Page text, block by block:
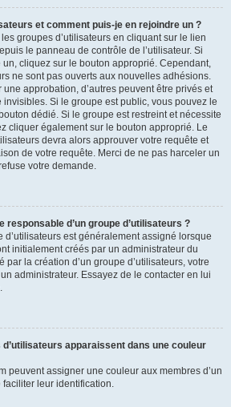
et comment puis-je en rejoindre un ?
groupes d’utilisateurs en cliquant sur le lien
le panneau de contrôle de l’utilisateur. Si
cliquez sur le bouton approprié. Cependant,
ne sont pas ouverts aux nouvelles adhésions.
approbation, d’autres peuvent être privés et
invisibles. Si le groupe est public, vous pouvez le
dédié. Si le groupe est restreint et nécessite
cliquer également sur le bouton approprié. Le
devra alors approuver votre requête et
de votre requête. Merci de ne pas harceler un
votre demande.
responsable d’un groupe d’utilisateurs ?
d’utilisateurs est généralement assigné lorsque
initialement créés par un administrateur du
par la création d’un groupe d’utilisateurs, votre
administrateur. Essayez de le contacter en lui
apparaissent dans une couleur
peuvent assigner une couleur aux membres d’un
faciliter leur identification.